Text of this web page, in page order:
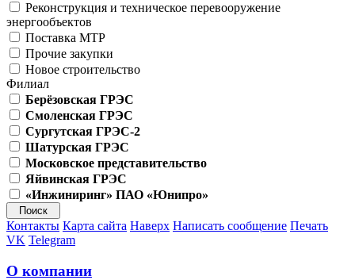
Реконструкция и техническое перевооружение
энергообъектов
Поставка МТР
Прочие закупки
Новое строительство
Филиал
Берёзовская ГРЭС
Смоленская ГРЭС
Сургутская ГРЭС-2
Шатурская ГРЭС
Московское представительство
Яйвинская ГРЭС
«Инжиниринг» ПАО «Юнипро»
Контакты Карта сайта Наверх Написать сообщение Печать
VK Telegram
О компании